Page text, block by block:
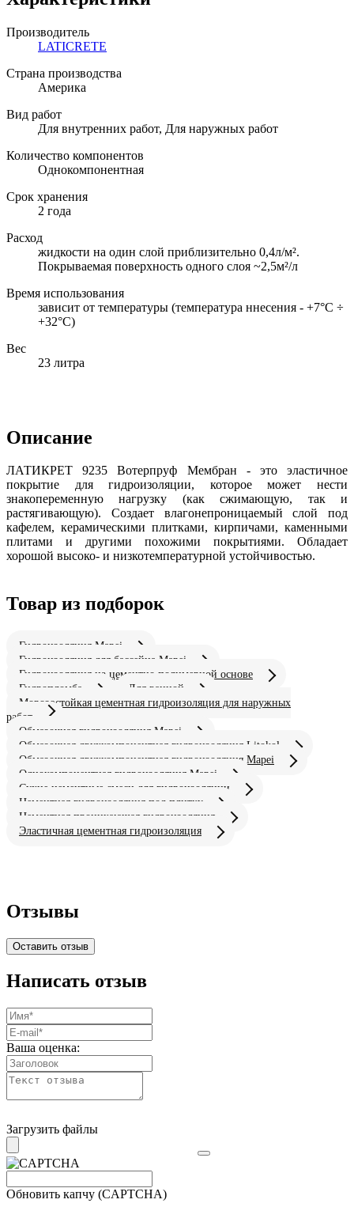
Производитель
LATICRETE
Страна производства
Америка
Вид работ
Для внутренних работ, Для наружных работ
Количество компонентов
Однокомпонентная
Срок хранения
2 года
Расход
жидкости на один слой приблизительно 0,4л/м².
Покрываемая поверхность одного слоя ~2,5м²/л
Время использования
зависит от температуры (температура ннесения - +7°С ÷
+32°С)
Вес
23 литра
Описание
ЛАТИКРЕТ 9235 Вотерпруф Мембран - это эластичное
покрытие для гидроизоляции, которое может нести
знакопеременную нагрузку (как сжимающую, так и
растягивающую). Создает влагонепроницаемый слой под
кафелем, керамическими плитками, кирпичами, каменными
плитами и другими похожими покрытиями. Обладает
хорошой высоко- и низкотемпературной устойчивостью.
Товар из подборок
Гидроизоляция Mapei
Гидроизоляция для бассейна Mapei
Гидроизоляция на цементно полимерной основе
Гидропломба
Для ванной
Морозостойкая цементная гидроизоляция для наружных
работ
Обмазочная гидроизоляция Mapei
Обмазочная двухкомпонентная гидроизоляция Litokol
Обмазочная двухкомпонентная гидроизоляция Mapei
Однокомпонентная гидроизоляция Mapei
Сухие цементные смеси для гидроизоляции
Цементная гидроизоляция под плитку
Цементная проникающая гидроизоляция
Эластичная цементная гидроизоляция
Отзывы
Оставить отзыв
Написать отзыв
Ваша оценка:
Загрузить файлы
Обновить капчу (CAPTCHA)